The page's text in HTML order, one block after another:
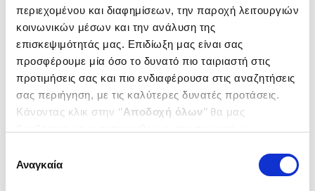
περιεχομένου και διαφημίσεων, την παροχή λειτουργιών
κοινωνικών μέσων και την ανάλυση της
επισκεψιμότητάς μας. Επιδίωξη μας είναι σας
προσφέρουμε μία όσο το δυνατό πιο ταιριαστή στις
προτιμήσεις σας και πιο ενδιαφέρουσα στις αναζητήσεις
σας περιήγηση, με τις καλύτερες δυνατές προτάσεις.
Κάνοντας κλικ στην ‘’Αποδοχή όλων’’ θα μας
ενδιαφέρουν και να επιλέξετε από τα παρακάτω με την
΄΄και να ενημερωθείτε σχετικά με
συγκατάθεσης
Αναγκαία